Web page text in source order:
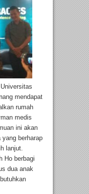
mendapat
rumah
medis
ini akan
berharap
lanjut.
Ho berbagi
dua anak